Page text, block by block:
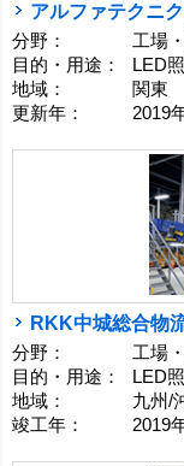
アルファテクニ
分野：
工場
目的・用途：
LED
地域：
関東
更新年：
2019
RKK中城総合物
分野：
工場
目的・用途：
LED
地域：
九州/
竣工年：
2019